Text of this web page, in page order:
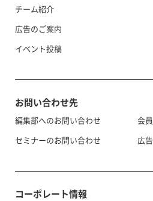
チーム紹介
広告のご案内
イベント投稿
お問い合わせ先
編集部へのお問い合わせ
セミナーのお問い合わせ
会
広
コーポレート情報